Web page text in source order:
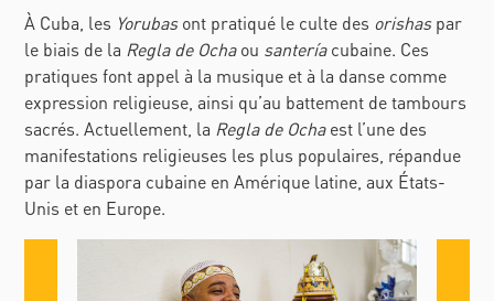
À Cuba, les Yorubasont pratiqué le culte des orishaspar
le biais de la Regla de Ochaou santeríacubaine. Ces
pratiques font appel à la musique et à la danse comme
expression religieuse, ainsi qu’au battement de tambours
sacrés. Actuellement, la Regla de Ochaest l’une des
manifestations religieuses les plus populaires, répandue
par la diaspora cubaine en Amérique latine, aux États-
Unis et en Europe.